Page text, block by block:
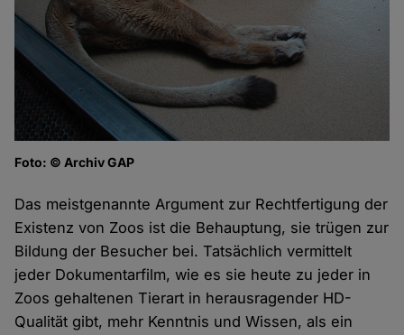
Foto: © Archiv GAP
Das meistgenannte Argument zur Rechtfertigung der
Existenz von Zoos ist die Behauptung, sie trügen zur
Bildung der Besucher bei. Tatsächlich vermittelt
jeder Dokumentarfilm, wie es sie heute zu jeder in
Zoos gehaltenen Tierart in herausragender HD-
Qualität gibt, mehr Kenntnis und Wissen, als ein